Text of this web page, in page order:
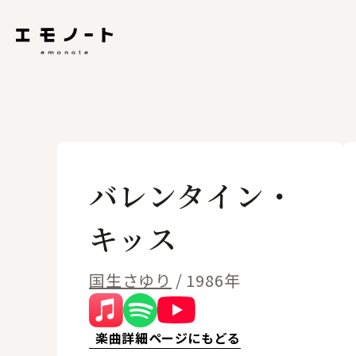
バレンタイン・
キッス
国生さゆり / 1986年
楽曲詳細ページにもどる